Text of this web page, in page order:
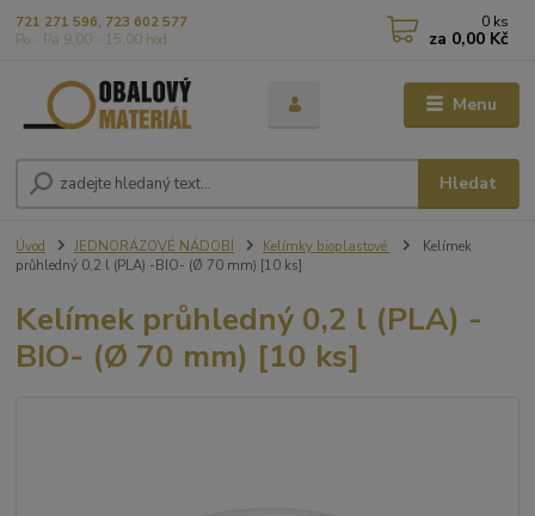
Menu
Hledat
721 271 596, 723 602 577
Po - Pá 9,00 - 15,00 hod
0 ks
za 0,00 Kč
Úvod JEDNORÁZOVÉ NÁDOBÍ Kelímky bioplastové
Kelímek
průhledný 0,2 l (PLA) -BIO- (Ø 70 mm) [10 ks]
Kelímek průhledný 0,2 l (PLA) -
BIO- (Ø 70 mm) [10 ks]